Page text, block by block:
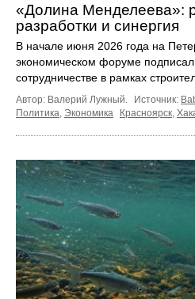
«Долина Менделеева»:
разработки и синергия
В начале июня 2026 года на
экономическом форуме
сотрудничестве в рамках
Автор: Валерий Лужный. Источник:
Политика, Экономика Красноярск,